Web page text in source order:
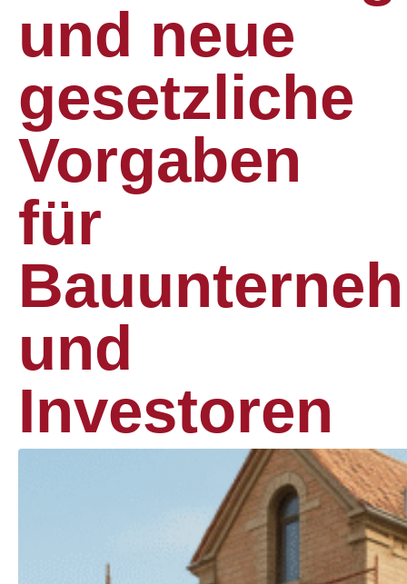
und neue
gesetzliche
Vorgaben
für
und
Investoren